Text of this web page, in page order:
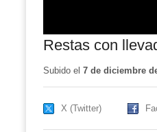
Restas con
Subido el 7 de diciembre
X (Twitter)